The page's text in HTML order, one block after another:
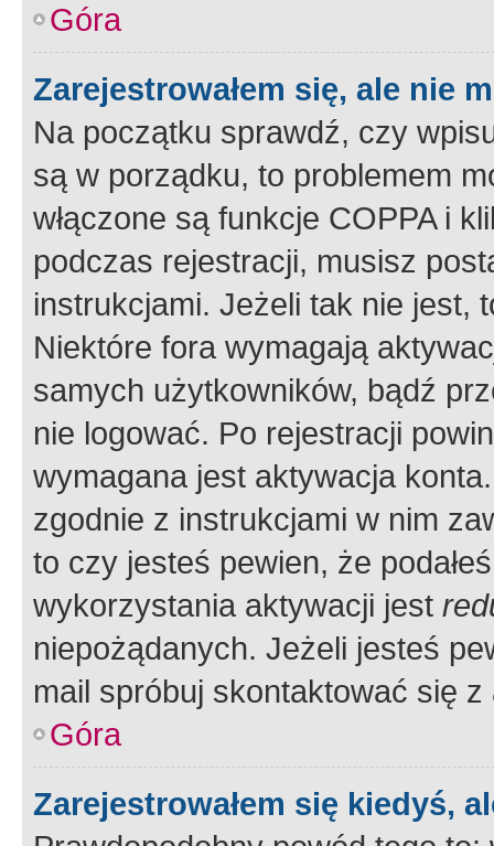
Góra
Zarejestrowałem się, ale nie
Na początku sprawdź, czy
są w porządku, to problemem
włączone są funkcje COPPA i
podczas rejestracji, musisz
instrukcjami. Jeżeli tak nie jest,
Niektóre fora wymagają
samych użytkowników, bądź
nie logować. Po rejestracji
wymagana jest aktywacja
zgodnie z instrukcjami w nim
to czy jesteś pewien, że
wykorzystania aktywacji jest
niepożądanych. Jeżeli jesteś
mail spróbuj skontaktować się
Góra
Zarejestrowałem się kiedyś,